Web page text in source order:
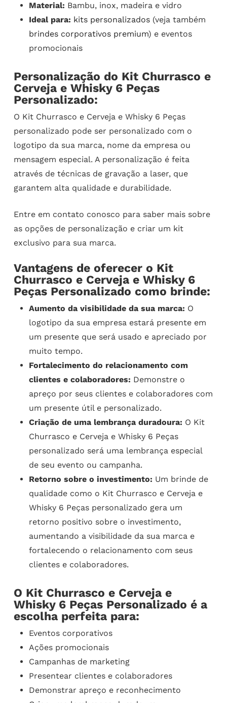
Material: Bambu, inox, madeira e vidro
Ideal para: kits personalizados(veja também
brindes corporativos premium) e eventos
promocionais
Personalização do Kit Churrasco e
Cerveja e Whisky 6 Peças
Personalizado:
O Kit Churrasco e Cerveja e Whisky 6 Peças
personalizado pode ser personalizado com o
logotipo da sua marca, nome da empresa ou
mensagem especial. A personalização é feita
através de técnicas de gravação a laser, que
garantem alta qualidade e durabilidade.
Entre em contato conosco para saber mais sobre
as opções de personalização e criar um kit
exclusivo para sua marca.
Vantagens de oferecer o Kit
Churrasco e Cerveja e Whisky 6
Peças Personalizado como brinde:
Aumento da visibilidade da sua marca: O
logotipo da sua empresa estará presente em
um presente que será usado e apreciado por
muito tempo.
Fortalecimento do relacionamento com
clientes e colaboradores: Demonstre o
apreço por seus clientes e colaboradores com
um presente útil e personalizado.
Criação de uma lembrança duradoura: O Kit
Churrasco e Cerveja e Whisky 6 Peças
personalizado será uma lembrança especial
de seu evento ou campanha.
Retorno sobre o investimento: Um brinde de
qualidade como o Kit Churrasco e Cerveja e
Whisky 6 Peças personalizado gera um
retorno positivo sobre o investimento,
aumentando a visibilidade da sua marca e
fortalecendo o relacionamento com seus
clientes e colaboradores.
O Kit Churrasco e Cerveja e
Whisky 6 Peças Personalizado é a
escolha perfeita para:
Eventos corporativos
Ações promocionais
Campanhas de marketing
Presentear clientes e colaboradores
Demonstrar apreço e reconhecimento